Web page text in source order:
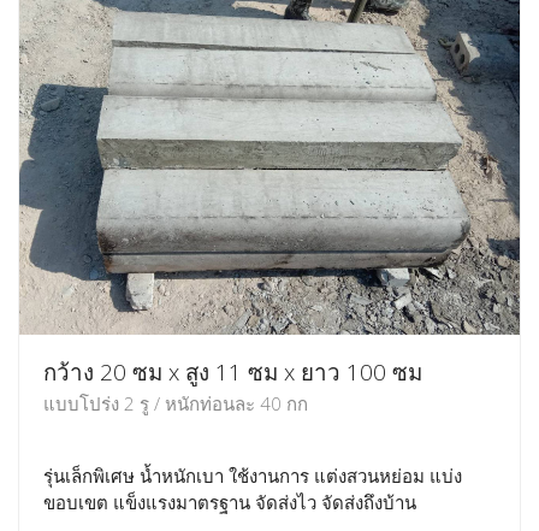
กว้าง 20 ซม x สูง 11 ซม x ยาว 100 ซม
แบบโปร่ง 2 รู / หนักท่อนละ 40 กก
รุ่นเล็กพิเศษ น้ำหนักเบา ใช้งานการ แต่งสวนหย่อม แบ่ง
ขอบเขต แข็งแรงมาตรฐาน จัดส่งไว จัดส่งถึงบ้าน